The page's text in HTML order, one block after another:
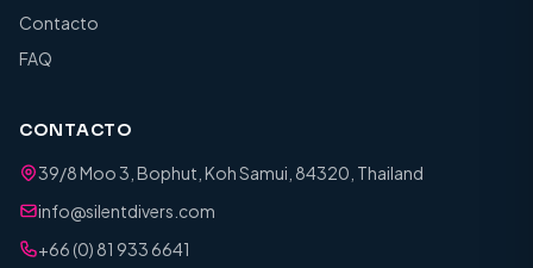
Contacto
FAQ
CONTACTO
39/8 Moo 3, Bophut, Koh Samui, 84320, Thailand
info@silentdivers.com
+66 (0) 81 933 6641